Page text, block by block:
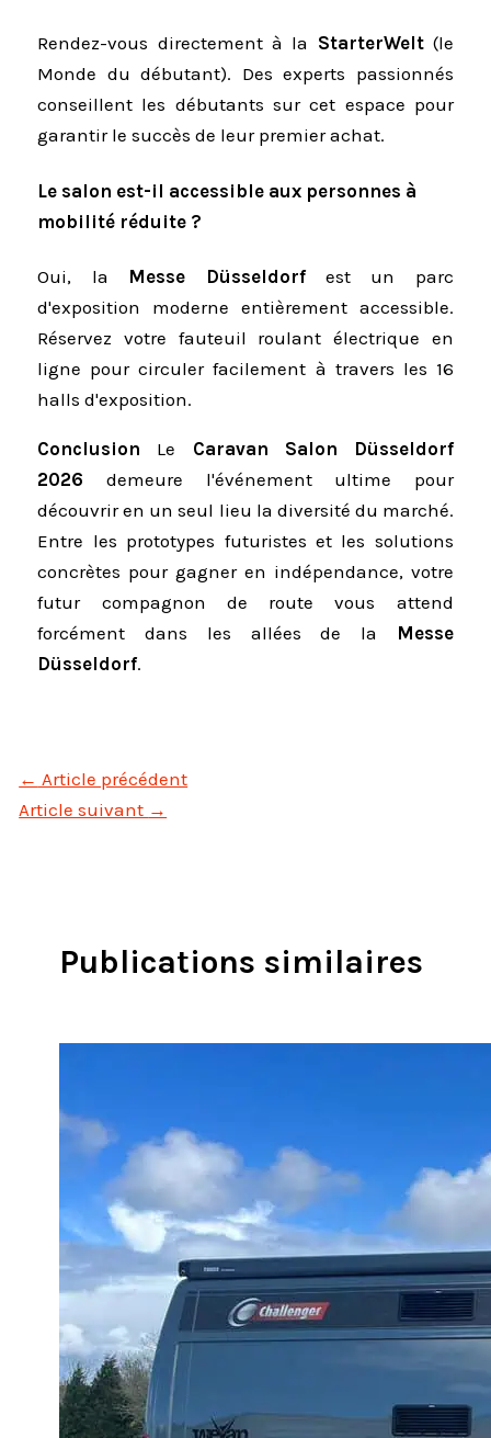
Rendez-vous directement à la StarterWelt(le
Monde du débutant). Des experts passionnés
conseillent les débutants sur cet espace pour
garantir le succès de leur premier achat.
Le salon est-il accessible aux personnes à
mobilité réduite ?
Oui, la Messe Düsseldorfest un parc
d'exposition moderne entièrement accessible.
Réservez votre fauteuil roulant électrique en
ligne pour circuler facilement à travers les 16
halls d'exposition.
Conclusion Le Caravan Salon Düsseldorf
2026 demeure l'événement ultime pour
découvrir en un seul lieu la diversité du marché.
Entre les prototypes futuristes et les solutions
concrètes pour gagner en indépendance, votre
futur compagnon de route vous attend
forcément dans les allées de la
Messe
Düsseldorf.
← Article précédent
Article suivant →
Publications similaires